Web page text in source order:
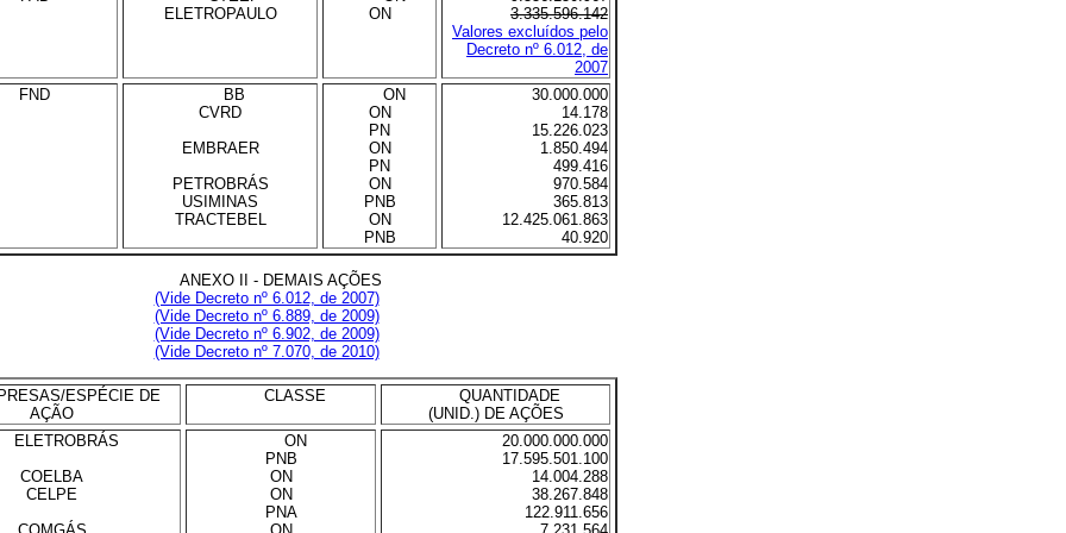
ELETROPAULO
ON
3.335.596.142
Valores excluídos pelo
Decreto nº 6.012, de
2007
FND
BB
CVRD
EMBRAER
PETROBRÁS
USIMINAS
TRACTEBEL
ON
ON
PN
ON
PN
ON
PNB
ON
PNB
30.000.000
14.178
15.226.023
1.850.494
499.416
970.584
365.813
12.425.061.863
40.920
ANEXO II - DEMAIS AÇÕES
(Vide Decreto nº 6.012, de 2007)
(Vide Decreto nº 6.889, de 2009)
(Vide Decreto nº 6.902, de 2009)
(Vide Decreto nº 7.070, de 2010)
ESPÉCIE DE
AÇÃO
CLASSE
QUANTIDADE
(UNID.) DE AÇÕES
ELETROBRÁS
COELBA
CELPE
ON
PNB
ON
ON
PNA
20.000.000.000
17.595.501.100
14.004.288
38.267.848
122.911.656